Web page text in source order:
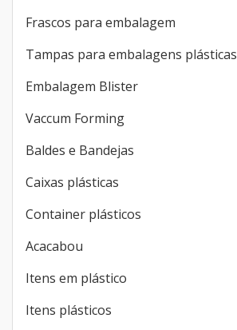
Frascos para embalagem
Tampas para embalagens plásticas
Embalagem Blister
Vaccum Forming
Baldes e Bandejas
Caixas plásticas
Container plásticos
Acacabou
Itens em plástico
Itens plásticos